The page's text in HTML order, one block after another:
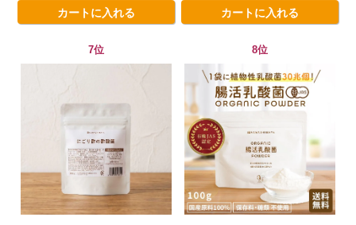
カートに入れる カートに入れる
7位 8位